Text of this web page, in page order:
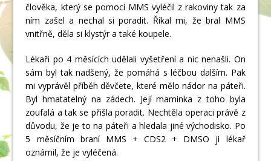
člověka, který se pomocí MMS vyléčil z rakoviny tak za
ním zašel a nechal si poradit. Říkal mi, že bral MMS
vnitřně, děla si klystýr a také koupele.
Lékaři po 4 měsících udělali vyšetření a nic nenašli. On
sám byl tak nadšený, že pomáhá s léčbou dalším. Pak
mi vyprávěl příběh děvčete, které mělo nádor na páteři.
Byl hmatatelný na zádech. Její maminka z toho byla
zoufalá a tak se přišla poradit. Nechtěla operaci právě z
důvodu, že je to na páteři a hledala jiné východisko. Po
5 měsíčním braní MMS + CDS2 + DMSO ji lékař
oznámil, že je vyléčená.